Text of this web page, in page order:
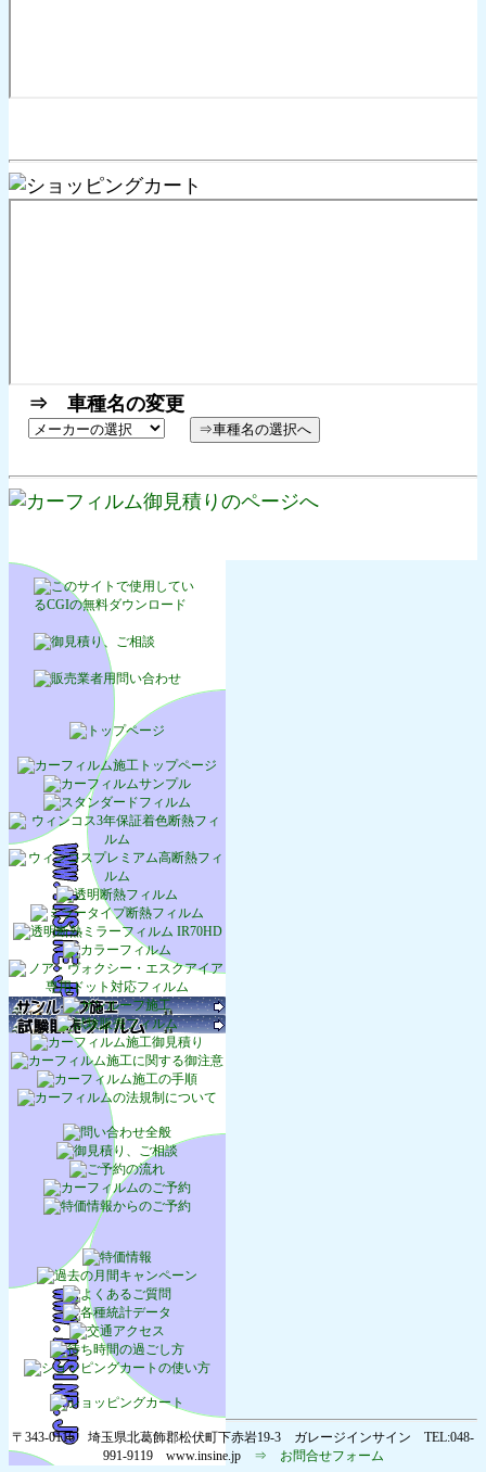
⇒ 車種名の変更
〒343-0116 埼玉県北葛飾郡松伏町下赤岩19-3 ガレージインサイン TEL:048-
991-9119 www.insine.jp
⇒ お問合せフォーム